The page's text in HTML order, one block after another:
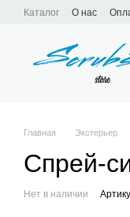
Перейти к основному
Каталог О нас
Главная Экстерьер
Спрей-
Нет в наличии